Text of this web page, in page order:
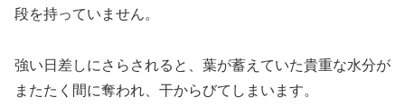
段を持っていません。
強い日差しにさらされると、葉が蓄えていた貴重な水分が
またたく間に奪われ、干からびてしまいます。